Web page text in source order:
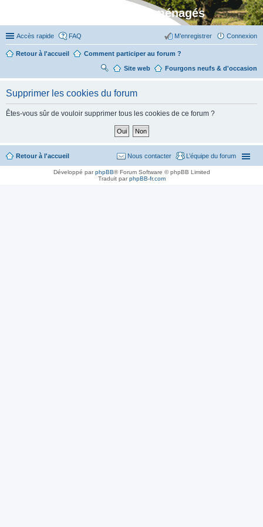
Stylevan - Vans aménagés
Accès rapide FAQ Connexion
M’enregistrer
Retour à l'accueil Comment participer au forum ?
Fourgons neufs & d'occasion
Site web
R
her
ch
Supprimer les cookies du forum
Êtes-vous sûr de vouloir supprimer tous les cookies de ce forum ?
Retour à l'accueil L’équipe du forum
Nous contacter
Développé parphpBB® Forum Software © phpBB Limited
Traduit parphpBB-fr.com